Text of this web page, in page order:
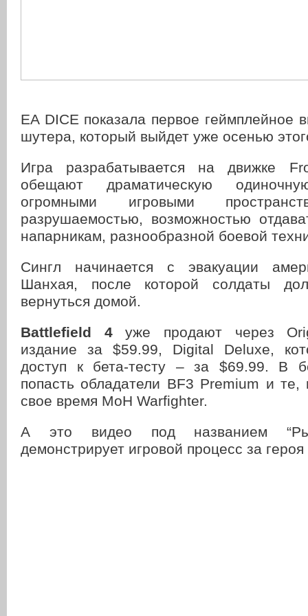
EA DICE показала первое геймплейное
шутера, который выйдет уже осенью
Игра разрабатывается на движке
обещают драматическую
огромными игровыми
разрушаемостью, возможностью
напарникам, разнообразной боевой
Сингл начинается с эвакуации
Шанхая, после которой солдаты
вернуться домой.
Battlefield 4уже продают через
издание за $59.99, Digital Deluxe,
доступ к бета-тесту – за $69.99. В
попасть обладатели BF3 Premium и те,
свое время MoH Warfighter.
А это видео под названием
демонстрирует игровой процесс за